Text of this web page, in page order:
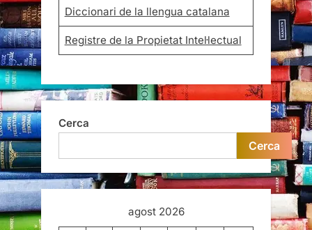
Diccionari de la llengua catalana
Registre de la Propietat Intel·lectual
Cerca
Cerca
agost 2026